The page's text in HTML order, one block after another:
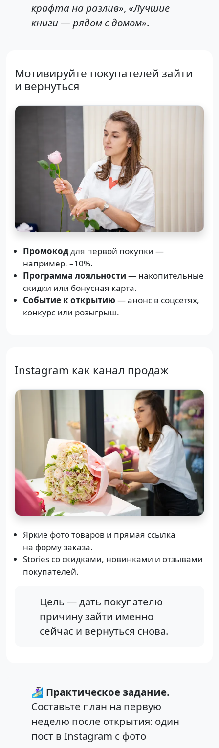
крафта на разлив», «Лучшие
книги — рядом с домом».
Мотивируйте покупателей зайти
и вернуться
Промокоддля первой покупки —
например, –10%.
Программа лояльности — накопительные
скидки или бонусная карта.
Событие к открытию— анонс в соцсетях,
конкурс или розыгрыш.
Instagram как канал продаж
Яркие фото товаров и прямая ссылка
на форму заказа.
Stories со скидками, новинками и отзывами
покупателей.
Цель — дать покупателю
причину зайти именно
сейчас и вернуться снова.
🏄🏻‍♀️ Практическое задание.
Составьте план на первую
неделю после открытия: один
пост в Instagram с фото